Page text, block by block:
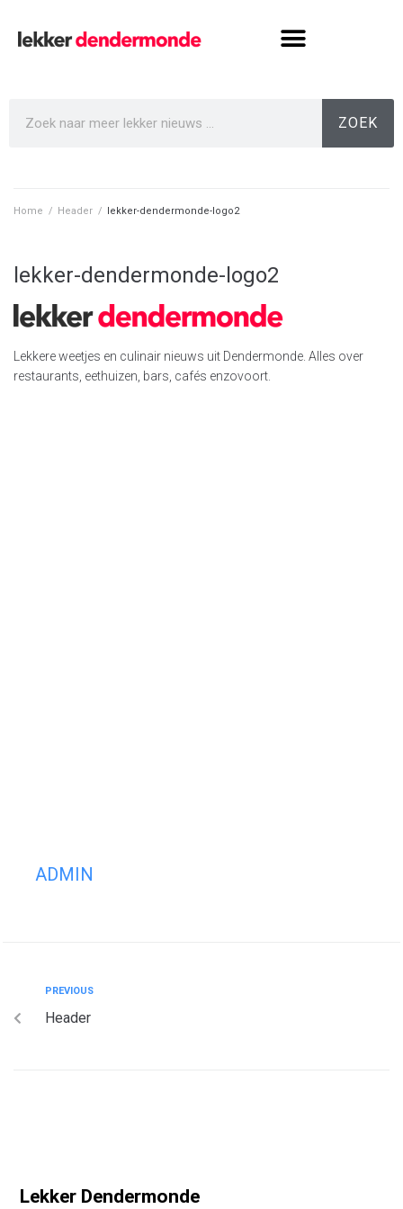
ZOEK
Home / Header / lekker-dendermonde-logo2
lekker-dendermonde-logo2
Lekkere weetjes en culinair nieuws uit Dendermonde. Alles over
restaurants, eethuizen, bars, cafés enzovoort.
ADMIN
PREVIOUS
Header
Lekker Dendermonde